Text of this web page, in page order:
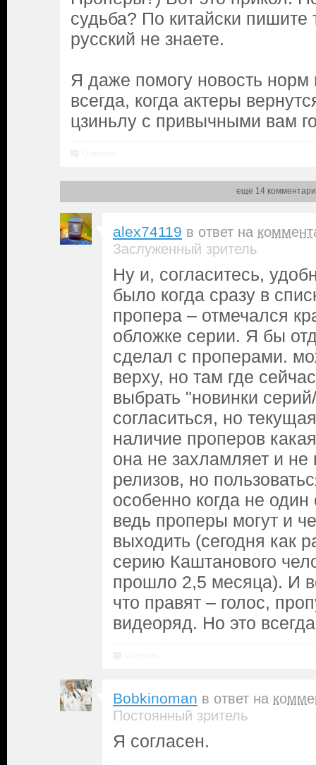
судьба? По китайски пишите
русский не знаете.
Я даже помогу новость норм
всегда, когда актеры
цзиньлу с привычными вам
еще 14
alex74119 в ответ на
Заслуженный зритель
Ну и, согласитесь,
было когда сразу в
пропера – отмечался
обложке серии. Я бы
сделал с проперами.
верху, но там где
выбрать "новинки
согласиться, но
наличие проперов
она не захламляет и не
релизов, но
особенно когда не
ведь проперы могут и
выходить (сегодня как
серию Каштанового
прошло 2,5 месяца). И
что правят – голос,
видеоряд. Но это
Bobkinoman в ответ на
Постоянный зритель
Я согласен.